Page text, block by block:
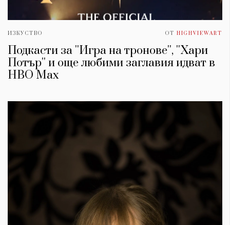
ИЗКУСТВО ОТ HIGHVIEWART
Подкасти за ''Игра на тронове'', ''Хари
Потър'' и още любими заглавия идват в
HBO Max